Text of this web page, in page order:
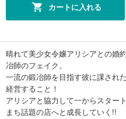
カートに入れる
晴れて美少女令嬢アリシアとの婚
冶師のフェイク。
一流の鍛冶師を目指す彼に課され
経営すること！
アリシアと協力して一からスター
まち話題の店へと成長していく!!